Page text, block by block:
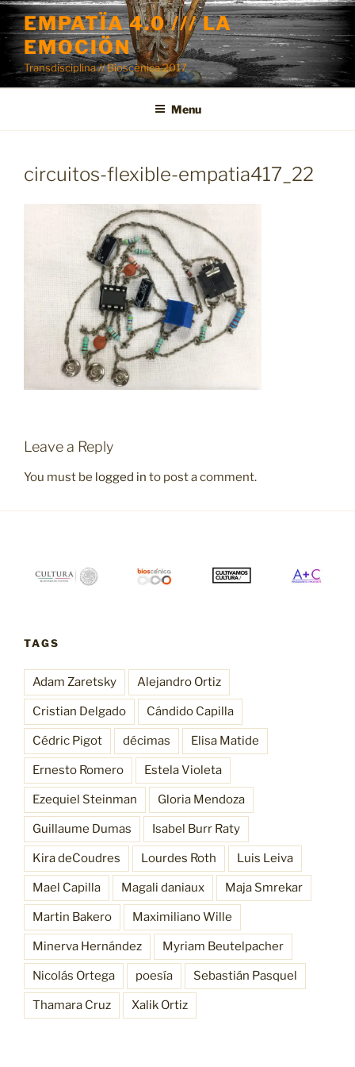
Skip
to
content
EMPATÏA 4.0 /// LA
EMOCIÖN
Transdisciplina // Bioscénica 2017
Menu
circuitos-flexible-empatia417_22
Leave a Reply
You must be logged in to post a comment.
TAGS
Adam Zaretsky Alejandro Ortiz
Cristian Delgado Cándido Capilla
Cédric Pigot décimas Elisa Matide
Ernesto Romero Estela Violeta
Ezequiel Steinman Gloria Mendoza
Guillaume Dumas Isabel Burr Raty
Kira deCoudres Lourdes Roth Luis Leiva
Mael Capilla Magali daniaux Maja Smrekar
Martin Bakero Maximiliano Wille
Minerva Hernández Myriam Beutelpacher
Nicolás Ortega poesía Sebastián Pasquel
Thamara Cruz Xalik Ortiz